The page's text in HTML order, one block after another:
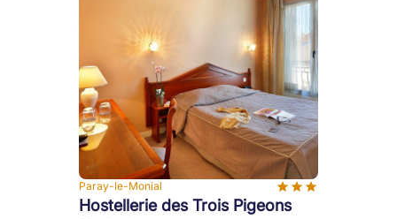
Paray-le-Monial
Hostellerie des Trois Pigeons